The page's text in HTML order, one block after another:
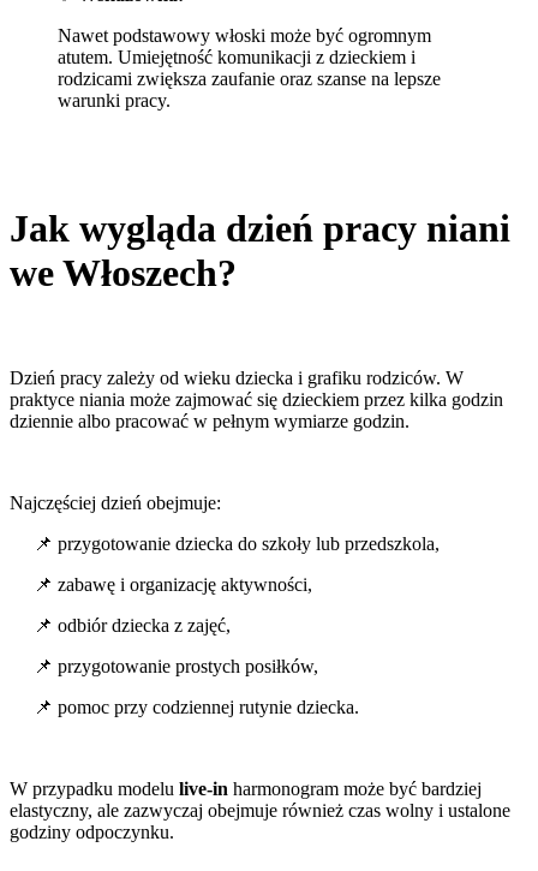
Nawet podstawowy włoski może być ogromnym
atutem. Umiejętność komunikacji z dzieckiem i
rodzicami zwiększa zaufanie oraz szanse na lepsze
warunki pracy.
Jak wygląda dzień pracy niani
we Włoszech?
Dzień pracy zależy od wieku dziecka i grafiku rodziców. W
praktyce niania może zajmować się dzieckiem przez kilka godzin
dziennie albo pracować w pełnym wymiarze godzin.
Najczęściej dzień obejmuje:
📌 przygotowanie dziecka do szkoły lub przedszkola,
📌 zabawę i organizację aktywności,
📌 odbiór dziecka z zajęć,
📌 przygotowanie prostych posiłków,
📌 pomoc przy codziennej rutynie dziecka.
W przypadku modelu live-in harmonogram może być bardziej
elastyczny, ale zazwyczaj obejmuje również czas wolny i ustalone
godziny odpoczynku.